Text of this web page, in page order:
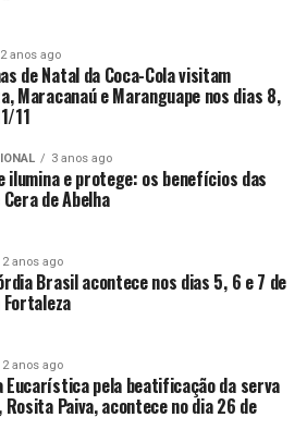
2 anos ago
de Natal da Coca-Cola visitam
Maracanaú e Maranguape nos dias 8,
11
3 anos ago
ilumina e protege: os benefícios das
de Abelha
2 anos ago
Brasil acontece nos dias 5, 6 e 7 de
2 anos ago
Eucarística pela beatificação da serva
Rosita Paiva, acontece no dia 26 de